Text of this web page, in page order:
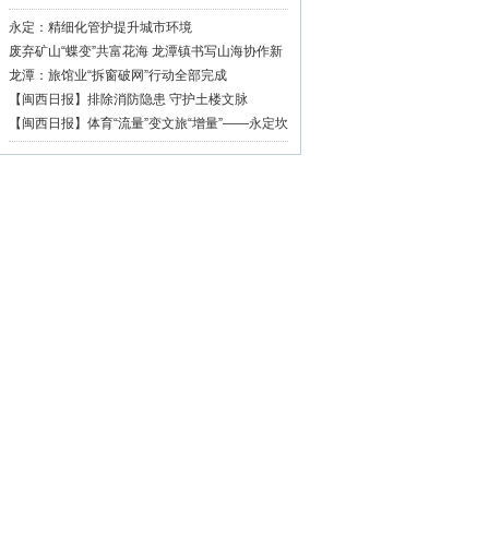
永定：精细化管护提升城市环境
废弃矿山“蝶变”共富花海 龙潭镇书写山海协作新
篇章
龙潭：旅馆业“拆窗破网”行动全部完成
【闽西日报】排除消防隐患 守护土楼文脉
【闽西日报】体育“流量”变文旅“增量”——永定坎